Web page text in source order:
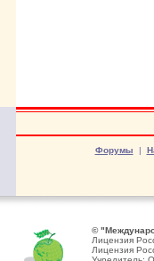
Форумы |
©
Лицензия
Лицензия